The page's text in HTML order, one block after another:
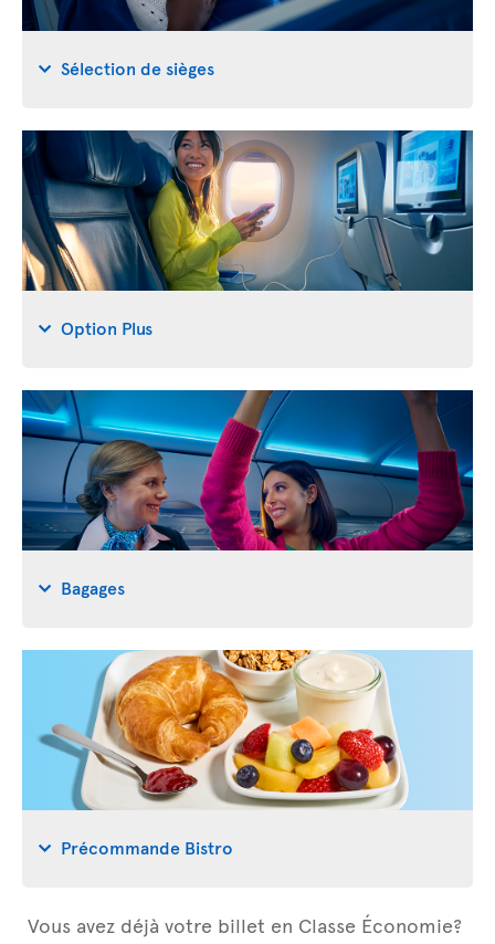
Sélection de sièges
Option Plus
Bagages
Précommande Bistro
Vous avez déjà votre billet en Classe Économie?